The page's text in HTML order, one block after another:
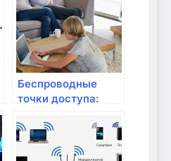
Беспроводные
точки доступа:
покрытия Wi-Fi